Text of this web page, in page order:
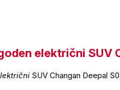
električni SUV
SUV Changan Deepal